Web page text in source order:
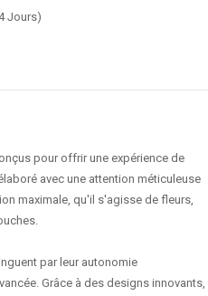
Jours)
pour offrir une expérience de
avec une attention méticuleuse
maximale, qu'il s'agisse de fleurs,
par leur autonomie
Grâce à des designs innovants,